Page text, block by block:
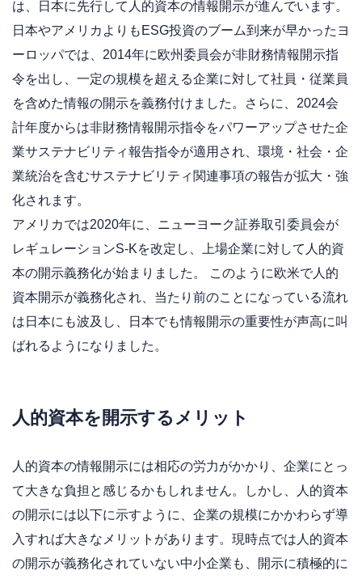
は、日本に先行して人的資本の情報開示が進んでいます。
日本やアメリカよりもESG投資のブーム到来が早かったヨ
ーロッパでは、2014年に欧州委員会が非財務情報開示指
令を出し、一定の規模を超える企業に対して社員・従業員
を含めた情報の開示を義務付けました。さらに、2024会
計年度からは非財務情報開示指令をパワーアップさせた企
業サステナビリティ報告指令が適用され、環境・社会・企
業統治を含むサステナビリティ関連事項の報告が拡大・強
化されます。
アメリカでは2020年に、ニューヨーク証券取引委員会が
レギュレーションS-Kを改定し、上場企業に対して人的資
本の開示義務化が始まりました。 このように欧米で人的
資本開示が義務化され、当たり前のことになっている流れ
は日本にも波及し、日本でも情報開示の重要性が声高に叫
ばれるようになりました。
人的資本を開示するメリット
人的資本の情報開示には相応の労力がかかり、企業にとっ
て大きな負担と感じるかもしれません。しかし、人的資本
の開示には以下に示すように、企業の規模にかかわらず導
入すれば大きなメリットがあります。現時点では人的資本
の開示が義務化されていない中小企業も、開示に積極的に